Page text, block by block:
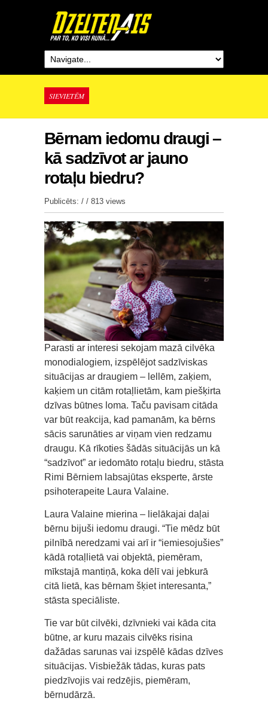
SIEVIETĒM
Bērnam iedomu draugi –
kā sadzīvot ar jauno
rotaļu biedru?
Publicēts: / / 813 views
Parasti ar interesi sekojam mazā cilvēka
monodialogiem, izspēlējot sadzīviskas
situācijas ar draugiem – lellēm, zaķiem,
kaķiem un citām rotaļlietām, kam piešķirta
dzīvas būtnes loma. Taču pavisam citāda
var būt reakcija, kad pamanām, ka bērns
sācis sarunāties ar viņam vien redzamu
draugu. Kā rīkoties šādās situācijās un kā
“sadzīvot” ar iedomāto rotaļu biedru, stāsta
Rimi Bērniem labsajūtas eksperte, ārste
psihoterapeite Laura Valaine.
Laura Valaine mierina – lielākajai daļai
bērnu bijuši iedomu draugi. “Tie mēdz būt
pilnībā neredzami vai arī ir “iemiesojušies”
kādā rotaļlietā vai objektā, piemēram,
mīkstajā mantiņā, koka dēlī vai jebkurā
citā lietā, kas bērnam šķiet interesanta,”
stāsta speciāliste.
Tie var būt cilvēki, dzīvnieki vai kāda cita
būtne, ar kuru mazais cilvēks risina
dažādas sarunas vai izspēlē kādas dzīves
situācijas. Visbiežāk tādas, kuras pats
piedzīvojis vai redzējis, piemēram,
bērnudārzā.